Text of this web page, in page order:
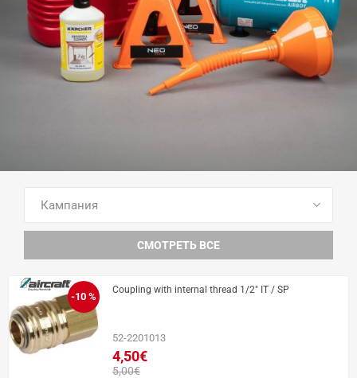
ПОСМОТРЕТЬ ВСЕ ТОВАРЫ
СМОТРЕТЬ ВСЕ
-10 %
Coupling with internal thread 1/2" IT / SP
52-2201013
4,50€
5,00€